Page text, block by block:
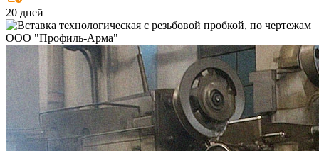
20 дней